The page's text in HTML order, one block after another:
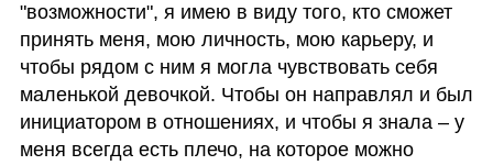
"возможности", я имею в виду того, кто сможет
принять меня, мою личность, мою карьеру, и
чтобы рядом с ним я могла чувствовать себя
маленькой девочкой. Чтобы он направлял и был
инициатором в отношениях, и чтобы я знала – у
меня всегда есть плечо, на которое можно